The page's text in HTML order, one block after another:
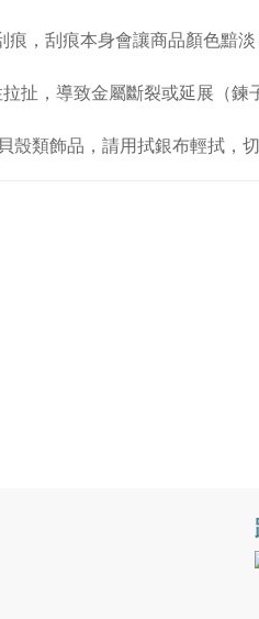
，刮痕本身會讓商品顏色黯
扯，導致金屬斷裂或延展（鍊
類飾品，請用拭銀布輕拭，切